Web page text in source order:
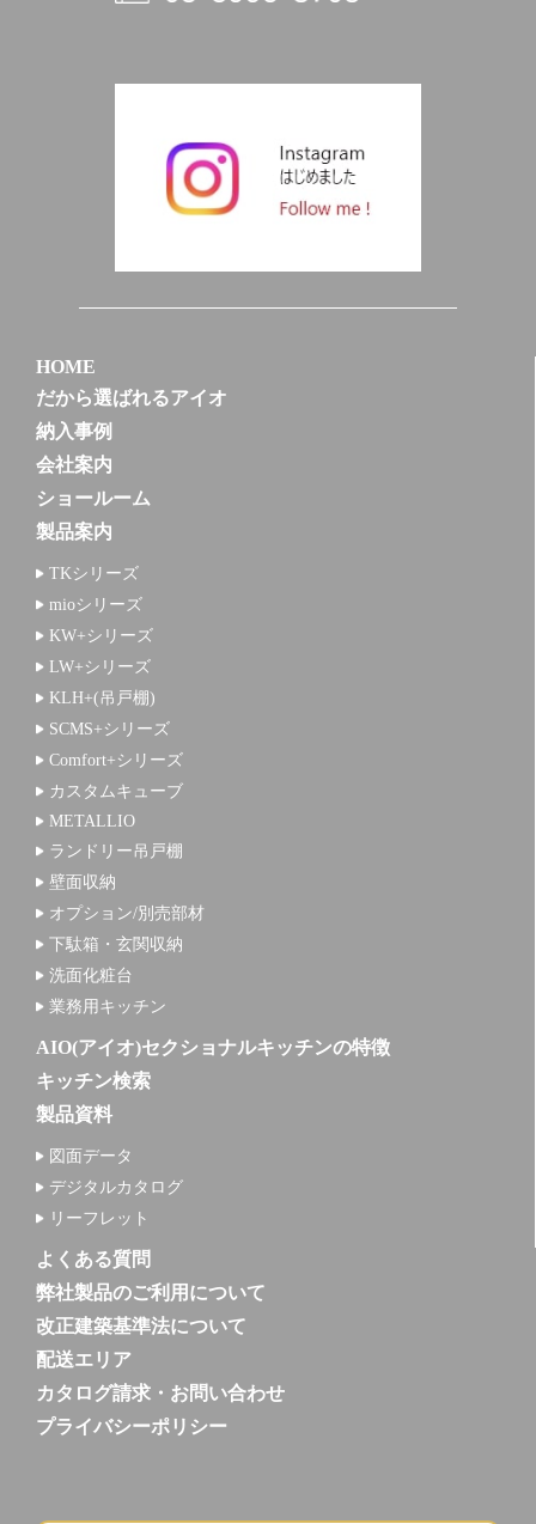
HOME
だから選ばれるアイオ
納入事例
会社案内
ショールーム
製品案内
TKシリーズ
mioシリーズ
KW+シリーズ
LW+シリーズ
KLH+(吊戸棚)
SCMS+シリーズ
Comfort+シリーズ
カスタムキューブ
METALLIO
ランドリー吊戸棚
壁面収納
オプション/別売部材
下駄箱・玄関収納
洗面化粧台
業務用キッチン
AIO(アイオ)セクショナルキッチンの特徴
キッチン検索
製品資料
図面データ
デジタルカタログ
リーフレット
よくある質問
弊社製品のご利用について
改正建築基準法について
配送エリア
カタログ請求・お問い合わせ
プライバシーポリシー